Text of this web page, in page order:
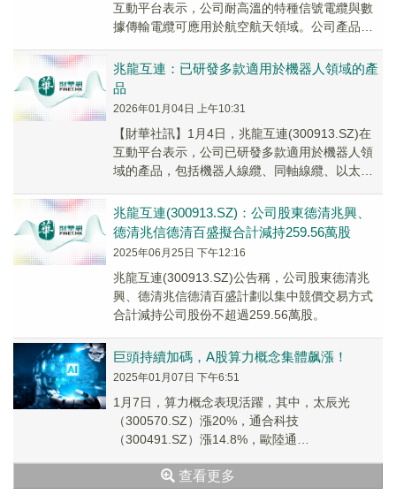
互動平台表示，公司耐高溫的特種信號電纜與數
據傳輸電纜可應用於航空航天領域。公司產品目
兆龍互連：已研發多款適用於機器人領域的產
品
2026年01月04日 上午10:31
【財華社訊】1月4日，兆龍互連(300913.SZ)在
互動平台表示，公司已研發多款適用於機器人領
域的產品，包括機器人線纜、同軸線纜、以太網
兆龍互連(300913.SZ)：公司股東德清兆興、
德清兆信德清百盛擬合計減持259.56萬股
2025年06月25日 下午12:16
兆龍互連(300913.SZ)公告稱，公司股東德清兆
興、德清兆信德清百盛計劃以集中競價交易方式
合計減持公司股份不超過259.56萬股。
巨頭持續加碼，A股算力概念集體飙漲！
2025年01月07日 下午6:51
1月7日，算力概念表現活躍，其中，太辰光
（300570.SZ）漲20%，通合科技
（300491.SZ）漲14.8%，歐陸通
查看更多